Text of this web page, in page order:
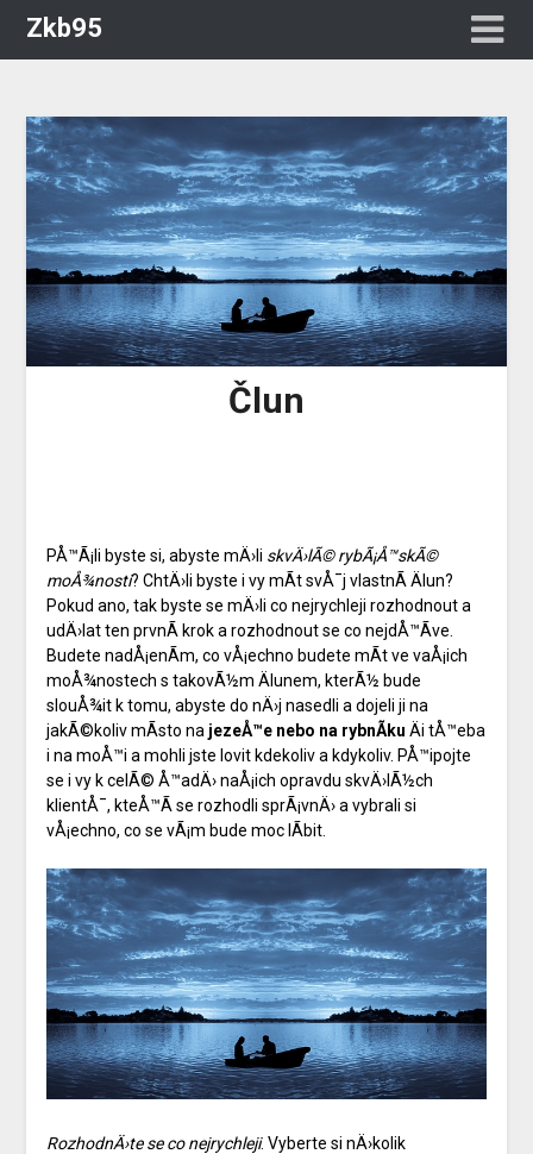
Zkb95
Člun
PÅ™Ã¡li byste si, abyste mÄ›li skvÄ›lÃ© rybÃ¡Å™skÃ©
moÅ¾nosti? ChtÄ›li byste i vy mÃ­t svÅ¯j vlastnÃ­ Älun?
Pokud ano, tak byste se mÄ›li co nejrychleji rozhodnout a
udÄ›lat ten prvnÃ­ krok a rozhodnout se co nejdÅ™Ã­ve.
Budete nadÅ¡enÃ­m, co vÅ¡echno budete mÃ­t ve vaÅ¡ich
moÅ¾nostech s takovÃ½m Älunem, kterÃ½ bude
slouÅ¾it k tomu, abyste do nÄ›j nasedli a dojeli ji na
jakÃ©koliv mÃ­sto na jezeÅ™e nebo na rybnÃ­ku Äi tÅ™eba
i na moÅ™i a mohli jste lovit kdekoliv a kdykoliv. PÅ™ipojte
se i vy k celÃ© Å™adÄ› naÅ¡ich opravdu skvÄ›lÃ½ch
klientÅ¯, kteÅ™Ã­ se rozhodli sprÃ¡vnÄ› a vybrali si
vÅ¡echno, co se vÃ¡m bude moc lÃ­bit.
RozhodnÄ›te se co nejrychleji. Vyberte si nÄ›kolik